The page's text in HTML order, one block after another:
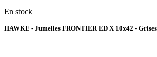
En stock
HAWKE - Jumelles FRONTIER ED X 10x42 -